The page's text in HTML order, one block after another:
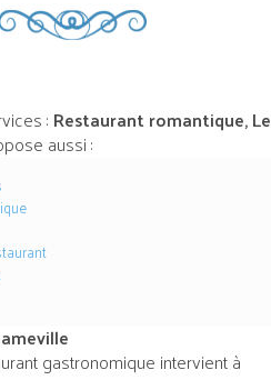
: Restaurant romantique, Le
aussi :
gastronomique intervient à